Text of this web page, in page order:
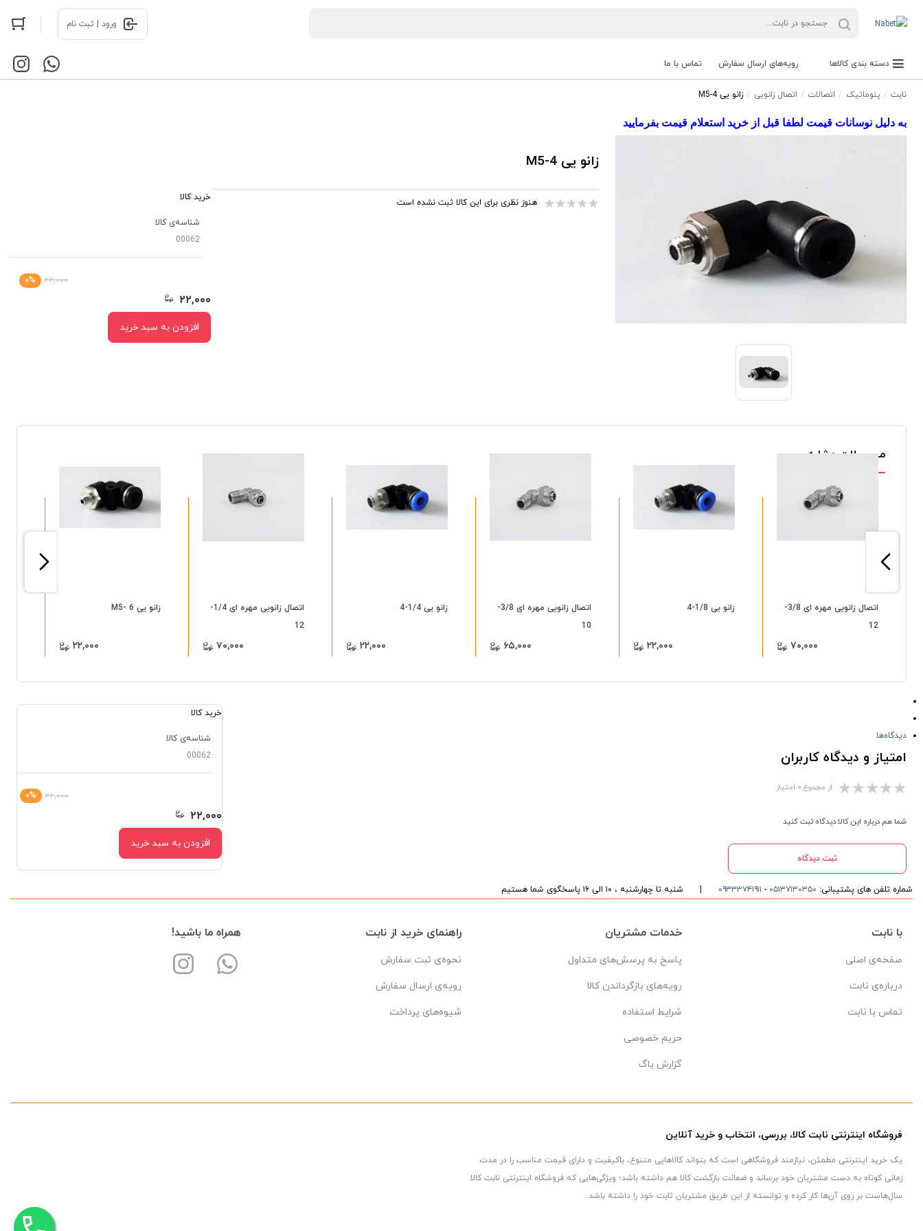
ورود | ثبت نام
دسته بندی کالاها رویه‌های ارسال سفارش تماس با ما
نابت پنوماتیک اتصالات اتصال زانویی زانو یی 4-M5
به دلیل نوسانات قیمت لطفا قبل از خرید استعلام قیمت بفرمایید
زانو یی 4-M5
هنوز نظری برای این کالا ثبت نشده است
خرید کالا
شناسه‌ی کالا
00062
۲۲,۰۰۰ ۰%
۲۲,۰۰۰
افزودن به سبد خرید
محصولات مشابه
اتصال زانویی مهره ای 3/8-
12
۷۰,۰۰۰
زانو یی 1/8-4
۲۲,۰۰۰
اتصال زانویی مهره ای 3/8-
10
۶۵,۰۰۰
زانو یی 1/4-4
۲۲,۰۰۰
اتصال زانویی مهره ای 1/4-
12
۷۰,۰۰۰
زانو یی M5- 6
۲۲,۰۰۰
دیدگاه‌ها
امتیاز و دیدگاه کاربران
از مجموع ۰ امتیاز
شما هم درباره این کالا دیدگاه ثبت کنید
ثبت دیدگاه
خرید کالا
شناسه‌ی کالا
00062
۲۲,۰۰۰ ۰%
۲۲,۰۰۰
افزودن به سبد خرید
شماره تلفن های پشتیبانی: ۰۵۱۳۷۱۳۰۳۵۰ - ۰۹۳۳۳۷۴۱۹۱۱ شنبه تا چهارشنبه ، ۱۰ الی ۱۶ پاسخگوی شما هستیم
با نابت
صفحه‌ی اصلی
درباره‌ی نابت
تماس با نابت
خدمات مشتریان
پاسخ به پرسش‌های متداول
رویه‌های بازگرداندن کالا
شرایط استفاده
حریم خصوصی
گزارش باگ
راهنمای خرید از نابت
نحوه‌ی ثبت سفارش
رویه‌ی ارسال سفارش
شیوه‌های پرداخت
همراه ما باشید!
فروشگاه اینترنتی نابت کالا، بررسی، انتخاب و خرید آنلاین
یک خرید اینترنتی مطمئن، نیازمند فروشگاهی است که بتواند کالاهایی متنوع، باکیفیت و دارای قیمت مناسب را در مدت
زمانی کوتاه به دست مشتریان خود برساند و ضمانت بازگشت کالا هم داشته باشد؛ ویژگی‌هایی که فروشگاه اینترنتی نابت کالا
سال‌هاست بر روی آن‌ها کار کرده و توانسته از این طریق مشتریان ثابت خود را داشته باشد.